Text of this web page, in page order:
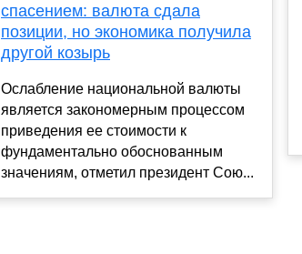
спасением: валюта сдала
позиции, но экономика получила
другой козырь
Ослабление национальной валюты
является закономерным процессом
приведения ее стоимости к
фундаментально обоснованным
значениям, отметил президент Сою...